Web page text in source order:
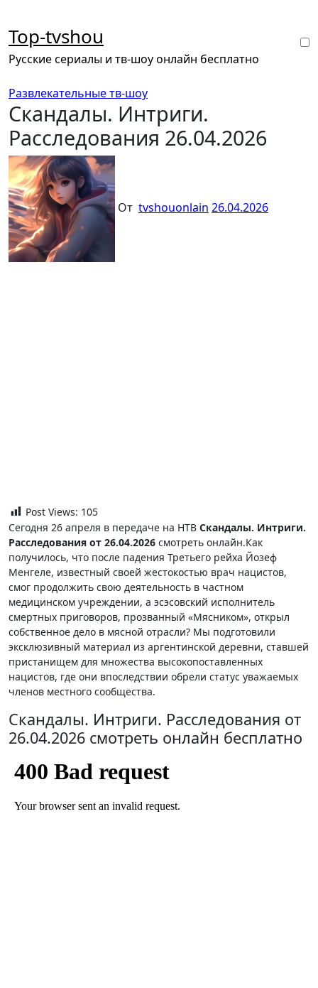
содержанию
Top-tvshou
Русские сериалы и тв-шоу онлайн бесплатно
Развлекательные тв-шоу
Скандалы. Интриги.
Расследования 26.04.2026
От tvshouonlain 26.04.2026
Post Views: 105
Сегодня 26 апреля в передаче на НТВ Скандалы. Интриги.
Расследования от 26.04.2026 смотреть онлайн.Как
получилось, что после падения Третьего рейха Йозеф
Менгеле, известный своей жестокостью врач нацистов,
смог продолжить свою деятельность в частном
медицинском учреждении, а эсэсовский исполнитель
смертных приговоров, прозванный «Мясником», открыл
собственное дело в мясной отрасли? Мы подготовили
эксклюзивный материал из аргентинской деревни, ставшей
пристанищем для множества высокопоставленных
нацистов, где они впоследствии обрели статус уважаемых
членов местного сообщества.
Скандалы. Интриги. Расследования от
26.04.2026 смотреть онлайн бесплатно